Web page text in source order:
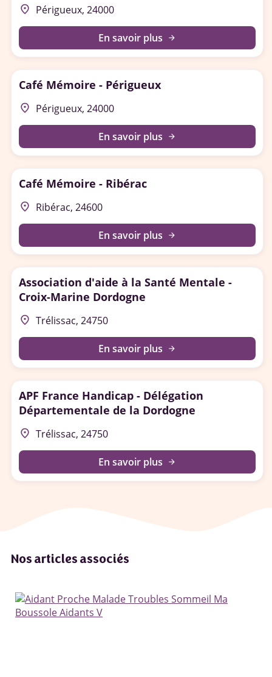
place Périgueux, 24000
En savoir plus arrow_forward
Café Mémoire - Périgueux
place Périgueux, 24000
En savoir plus arrow_forward
Café Mémoire - Ribérac
place Ribérac, 24600
En savoir plus arrow_forward
Association d'aide à la Santé Mentale -
Croix-Marine Dordogne
place Trélissac, 24750
En savoir plus arrow_forward
APF France Handicap - Délégation
Départementale de la Dordogne
place Trélissac, 24750
En savoir plus arrow_forward
Nos articles associés